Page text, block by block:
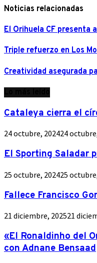
Noticias relacionadas
El Orihuela CF presenta
Triple refuerzo en Los
Creatividad asegurada
Cataleya cierra el
24 octubre, 202424
El Sporting Saladar
25 octubre, 202425
Fallece Francisco
21 diciembre, 202521
«El Ronaldinho del
con Adnane Bensaad